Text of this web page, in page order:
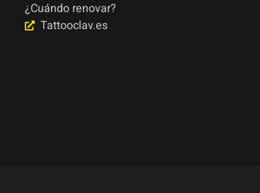
¿Cuándo renovar?
Tattooclav.es